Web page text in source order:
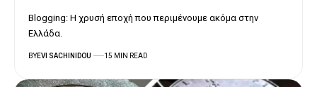
Blogging: Η χρυσή εποχή που περιμένουμε ακόμα στην
Ελλάδα.
BYEVI SACHINIDOU 15 MIN READ